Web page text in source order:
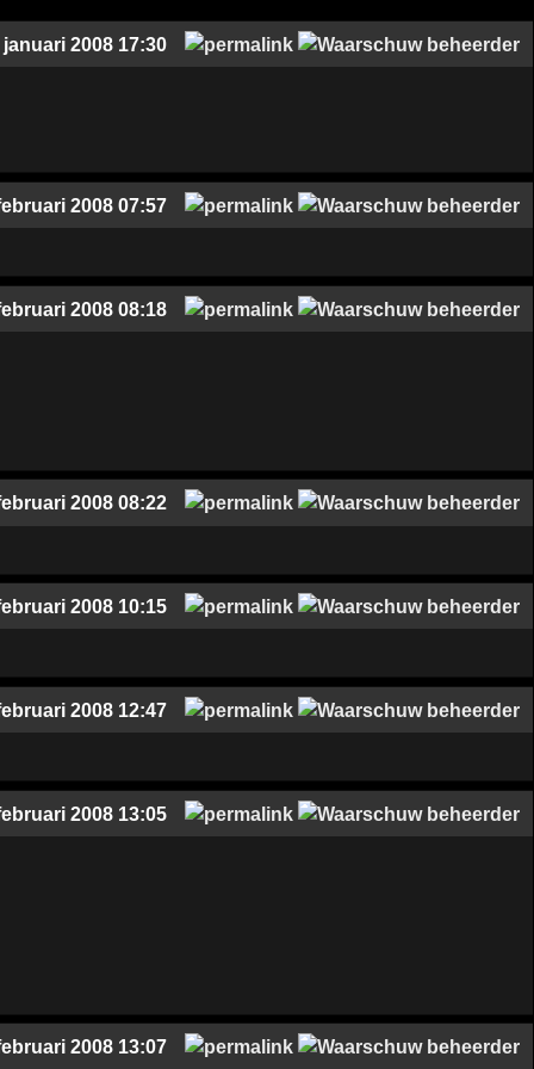
januari 2008 17:30
2008 07:57
2008 08:18
2008 08:22
2008 10:15
2008 12:47
2008 13:05
2008 13:07